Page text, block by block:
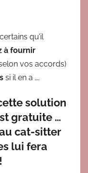
qu’il
à fournir
vos accords)
si il en a ….
solution
gratuite …
cat-sitter
lui fera